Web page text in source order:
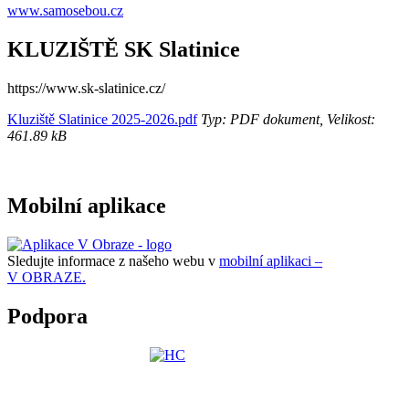
www.samosebou.cz
KLUZIŠTĚ SK Slatinice
https://www.sk-slatinice.cz/
Kluziště Slatinice 2025-2026.pdfTyp: PDF dokument, Velikost:
461.89 kB
Mobilní aplikace
Sledujte informace z našeho webu v mobilní aplikaci –
V OBRAZE.
Podpora